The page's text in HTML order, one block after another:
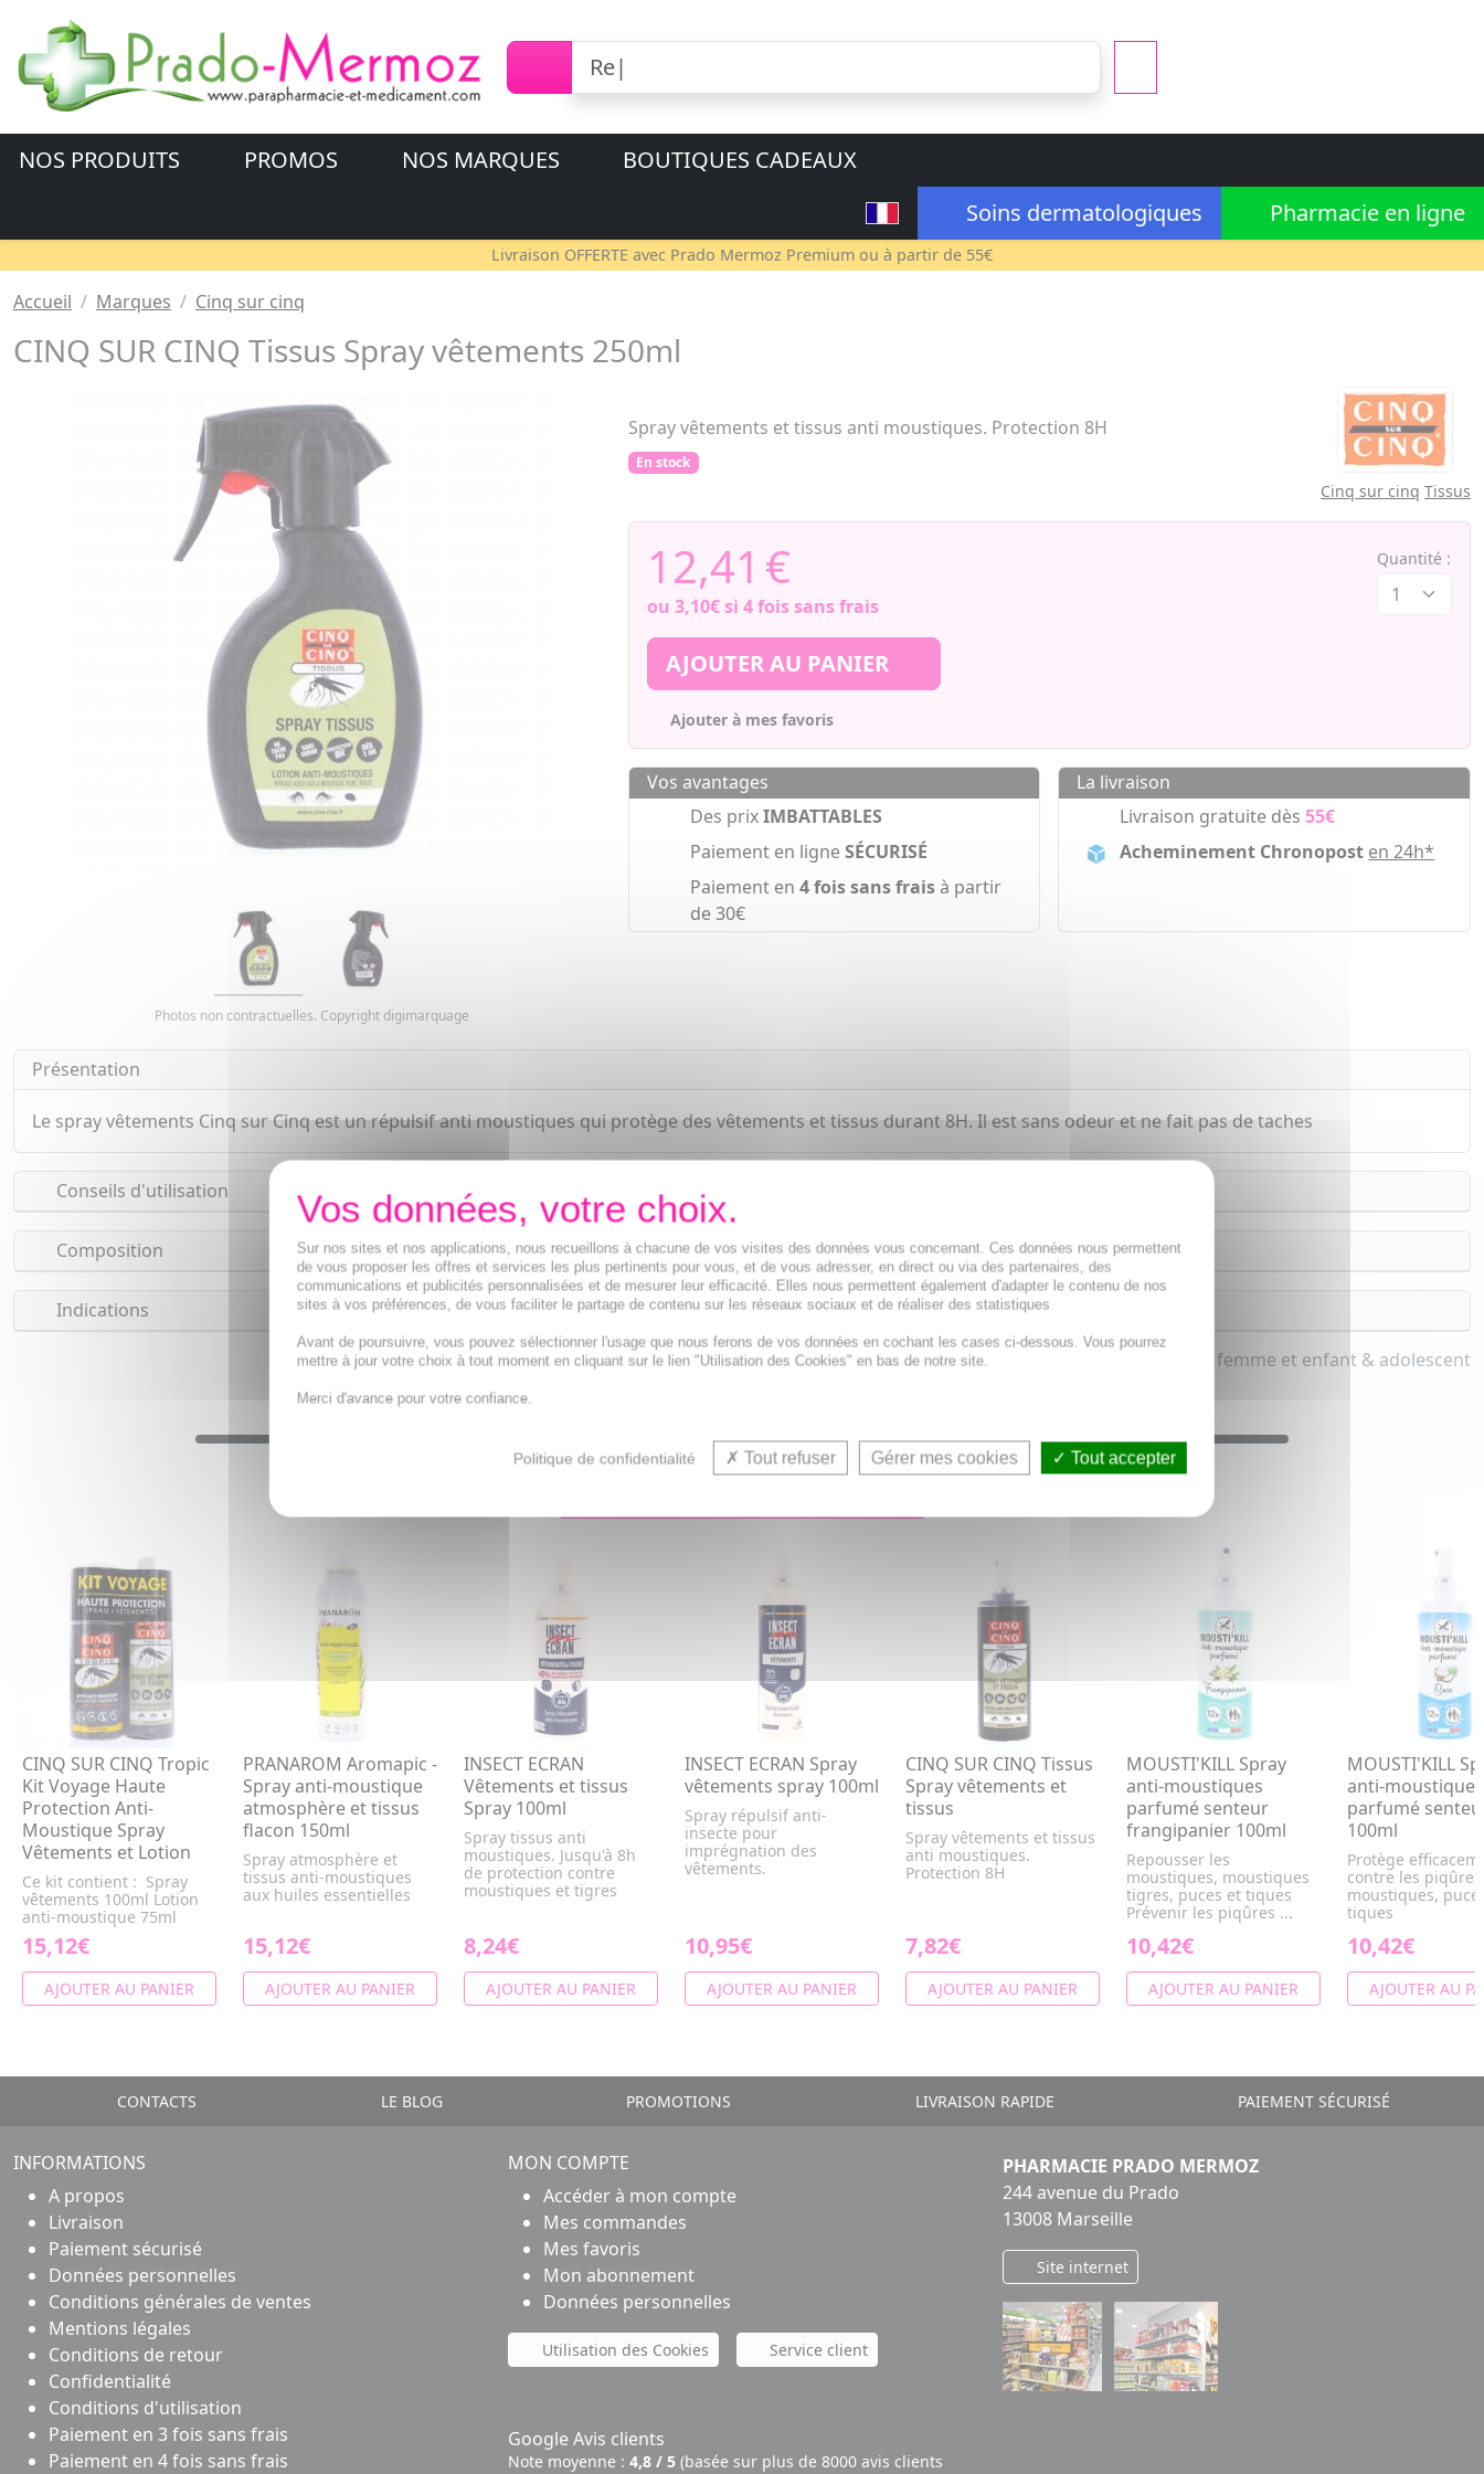
NOS PRODUITS PROMOS NOS MARQUES
BOUTIQUES CADEAUX
Soins dermatologiques
Pharmacie en ligne
Livraison OFFERTE avec Prado Mermoz Premium ou à partir de 55€
Accueil Marques Cinq sur cinq
CINQ SUR CINQ Tissus Spray vêtements 250ml
Photos non contractuelles. Copyright digimarquage
Spray vêtements et tissus anti moustiques. Protection 8H
En stock
Cinq sur cinq Tissus
12,41 €
ou 3,10€si 4 fois sans frais
Quantité :
AJOUTER AU PANIER
Ajouter à mes favoris
Vos avantages
Des prixIMBATTABLES
Paiement en ligneSÉCURISÉ
Paiement en 4 fois sans fraisà partir
de 30€
La livraison
Livraison gratuite dès55€
Acheminement Chronopost en 24h*
Présentation
Le spray vêtements Cinq sur Cinq est un répulsif anti moustiques qui protège des vêtements et tissus durant 8H. Il est sans odeur et ne fait pas de taches
Conseils d'utilisation
Composition
Indications
Anti-moustique tissu, vêtement pour homme, femme et enfant & adolescent
VOUS AIMEREZ AUSSI...
CINQ SUR CINQ Tropic
Kit Voyage Haute
Protection Anti-
Moustique Spray
Vêtements et Lotion
Ce kit contient : Spray
vêtements 100ml Lotion
anti-moustique 75ml
15,12€
AJOUTER AU PANIER
PRANAROM Aromapic -
Spray anti-moustique
atmosphère et tissus
flacon 150ml
Spray atmosphère et
tissus anti-moustiques
aux huiles essentielles
15,12€
AJOUTER AU PANIER
INSECT ECRAN
Vêtements et tissus
Spray 100ml
Spray tissus anti
moustiques. Jusqu'à 8h
de protection contre
moustiques et tigres
8,24€
AJOUTER AU PANIER
INSECT ECRAN Spray
vêtements spray 100ml
Spray répulsif anti-
insecte pour
imprégnation des
vêtements.
10,95€
AJOUTER AU PANIER
CINQ SUR CINQ Tissus
Spray vêtements et
tissus
Spray vêtements et tissus
anti moustiques.
Protection 8H
7,82€
AJOUTER AU PANIER
MOUSTI'KILL Spray
anti-moustiques
parfumé senteur
frangipanier 100ml
Repousser les
moustiques, moustiques
tigres, puces et tiques
Prévenir les piqûres ...
10,42€
AJOUTER AU PANIER
MOUSTI'KILL
anti-moustiques
parfumé
100ml
Protège
contre les
moustiques,
tiques
10,42€
AJOUTER AU
CONTACTS LE BLOG PROMOTIONS LIVRAISON RAPIDE PAIEMENT SÉCURISÉ
INFORMATIONS
A propos
Livraison
Paiement sécurisé
Données personnelles
Conditions générales de ventes
Mentions légales
Conditions de retour
Confidentialité
Conditions d'utilisation
Paiement en 3 fois sans frais
Paiement en 4 fois sans frais
MON COMPTE
Accéder à mon compte
Mes commandes
Mes favoris
Mon abonnement
Données personnelles
Utilisation des Cookies Service client
Google Avis clients
Note moyenne : 4,8 / 5 (basée sur plus de 8000 avis clients
PHARMACIE PRADO MERMOZ
244 avenue du Prado
13008 Marseille
Site internet
Sur nos sites et nos applications, nous recueillons à chacune de vos visites des données vous concernant. Ces données nous permettent
de vous proposer les offres et services les plus pertinents pour vous, et de vous adresser, en direct ou via des partenaires, des
communications et publicités personnalisées et de mesurer leur efficacité. Elles nous permettent également d'adapter le contenu de nos
sites à vos préférences, de vous faciliter le partage de contenu sur les réseaux sociaux et de réaliser des statistiques
Avant de poursuivre, vous pouvez sélectionner l'usage que nous ferons de vos données en cochant les cases ci-dessous. Vous pourrez
mettre à jour votre choix à tout moment en cliquant sur le lien "Utilisation des Cookies" en bas de notre site.
Merci d'avance pour votre confiance.
Politique de confidentialité Tout refuser Gérer mes cookies Tout accepter